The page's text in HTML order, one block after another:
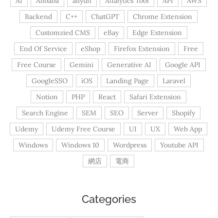
Backend
C++ ChatGPT
Chrome Extension
Customzied CMS
eBay
Edge Extension
End Of Service
eShop Firefox Extension
Free
Free Course
Gemini Generative AI
Google API
GoogleSSO
iOS Landing Page
Laravel
Notion
PHP React
Safari Extension
Search Engine
SEM SEO Server
Shopify
Udemy
Udemy Free Course UI UX
Web App
Windows
Windows 10 Wordpress
Youtube API
網店
電商
Categories